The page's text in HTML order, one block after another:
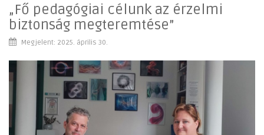
„Fő pedagógiai célunk az érzelmi
biztonság megteremtése”
Megjelent: 2025. április 30.